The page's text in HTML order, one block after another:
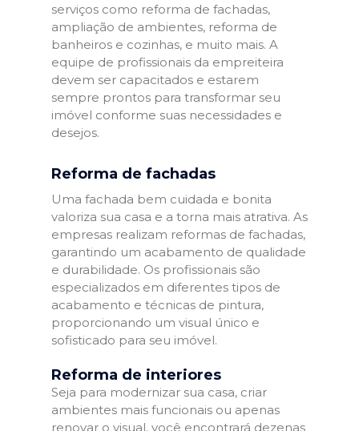
serviços como reforma de fachadas,
ampliação de ambientes, reforma de
banheiros e cozinhas, e muito mais. A
equipe de profissionais da empreiteira
devem ser capacitados e estarem
sempre prontos para transformar seu
imóvel conforme suas necessidades e
desejos.
Reforma de fachadas
Uma fachada bem cuidada e bonita
valoriza sua casa e a torna mais atrativa. As
empresas realizam reformas de fachadas,
garantindo um acabamento de qualidade
e durabilidade. Os profissionais são
especializados em diferentes tipos de
acabamento e técnicas de pintura,
proporcionando um visual único e
sofisticado para seu imóvel.
Reforma de interiores
Seja para modernizar sua casa, criar
ambientes mais funcionais ou apenas
renovar o visual, você encontrará dezenas